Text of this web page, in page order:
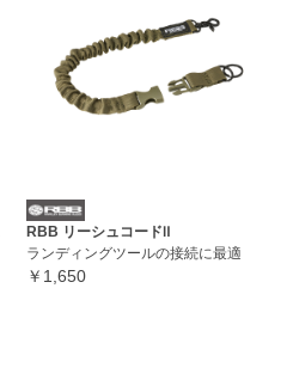
RBB リーシュコードⅡ
ランディングツールの接続に最適
￥1,650